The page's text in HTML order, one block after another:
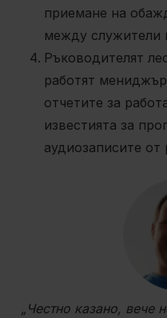
приемане на
между служители
Ръководителят
работят
отчетите за
известията за
аудиозаписите от
„Честно казано, вече